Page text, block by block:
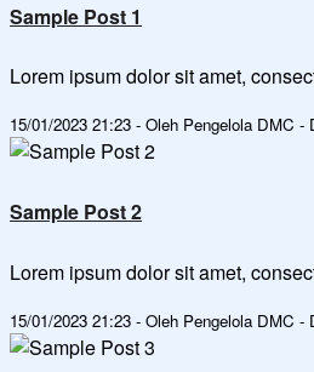
Sample Post 1
Lorem ipsum dolor sit amet,
15/01/2023 21:23 - Oleh Pengelola DMC -
Sample Post 2
Lorem ipsum dolor sit amet,
15/01/2023 21:23 - Oleh Pengelola DMC -